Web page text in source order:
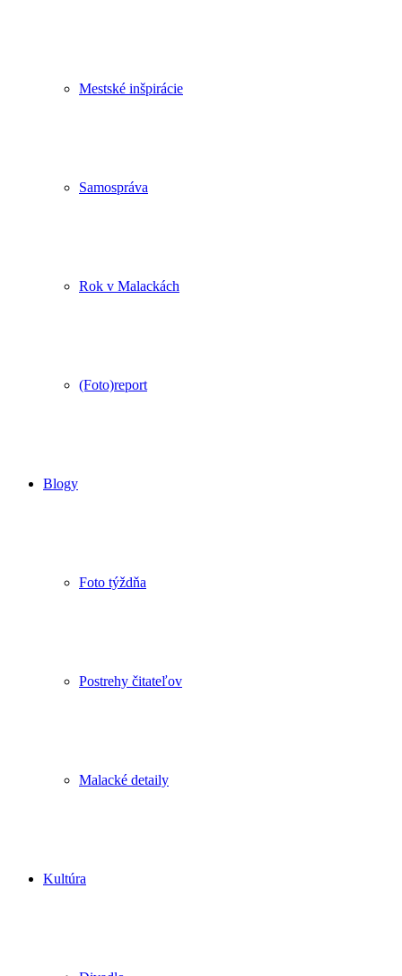
Mestské inšpirácie
Samospráva
Rok v Malackách
(Foto)report
Blogy
Foto týždňa
Postrehy čitateľov
Malacké detaily
Kultúra